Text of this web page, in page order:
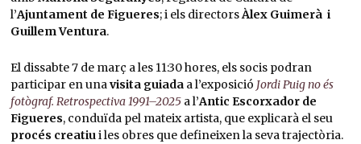
l’Ajuntament de Figueres; i els directorsÀlex Guimerà i
Guillem Ventura.
El dissabte 7 de març a les 11:30 hores, els socis podran
participar en unavisita guiadaa l’exposició Jordi Puig no és
fotògraf. Retrospectiva 1991–2025a l’Antic Escorxador de
Figueres, conduïda pel mateix artista, que explicarà el seu
procés creatiui les obres que defineixen la seva trajectòria.